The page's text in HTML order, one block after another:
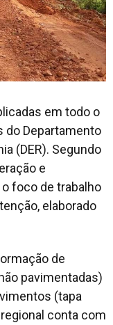
em todo o
do Departamento
(DER). Segundo
e
foco de trabalho
elaborado
de
pavimentadas)
(tapa
conta com